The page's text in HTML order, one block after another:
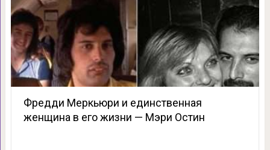
Фредди Меркьюри и единственная
женщина в его жизни — Мэри Остин